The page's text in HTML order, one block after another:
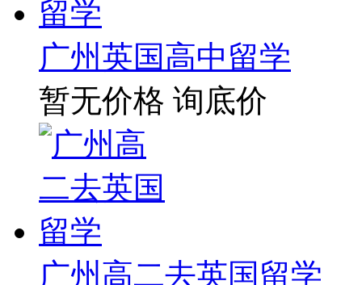
广州英国高中留学
暂无价格 询底价
广州高二去英国留学